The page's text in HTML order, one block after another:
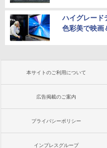
ハイグレード
色彩美で映画
本サイトのご利用について
広告掲載のご案内
プライバシーポリシー
インプレスグループ